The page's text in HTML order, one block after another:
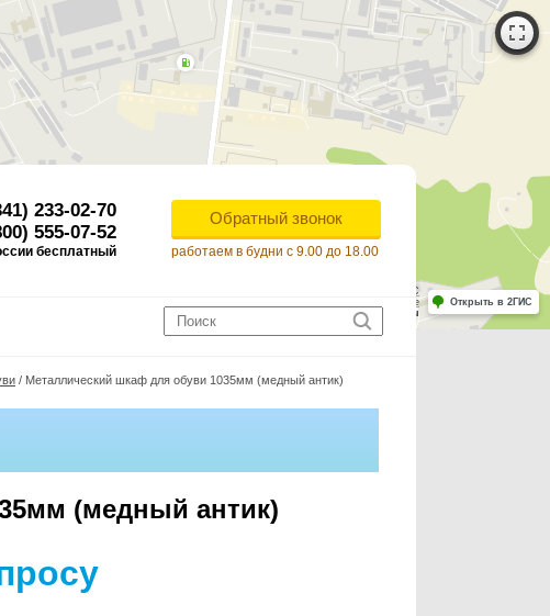
Работает на API 2ГИС
Лицензионное соглашение
Для корректной работы Raster JS API нужен ключ. Помощь: api@2gis.ru
Открыть в 2ГИС
233-02-70
555-07-52
бесплатный
Обратный звонок
работаем в будни с 9.00 до 18.00
/ Металлический шкаф для обуви 1035мм (медный антик)
(медный антик)